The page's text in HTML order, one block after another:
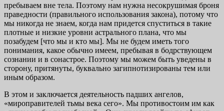
пребываем вне тела. Поэтому нам нужна несокрушимая броня
праведности (правильного использования закона), потому что
мы никогда не знаем, когда нам придется спуститься в такие
плотные и низкие уровни астрального плана, что мы
позабудем [что мы и кто мы]. Мы не будем иметь того
понимания, какое обычно имеем, пребывая в бодрствующем
сознании и в сонастрое. Поэтому мы можем быть уведены в
сторону, притянуты, буквально загипнотизированы тем или
иным образом.
В этом и заключается деятельность падших ангелов,
«мироправителей тьмы века сего». Мы противостоим им как